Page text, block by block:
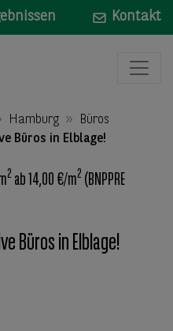
Kontakt
Hamburg
Büros
Büros in Elblage!
2 ab 14,00 €/m2 (BNPPRE
Büros in Elblage!